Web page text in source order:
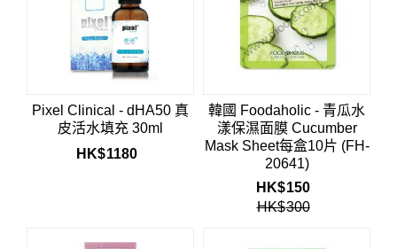
Pixel Clinical - dHA50 真
皮活水填充 30ml
HK$1180
韓國 Foodaholic - 青瓜水
漾保濕面膜 Cucumber
Mask Sheet每盒10片 (FH-
20641)
HK$150
HK$300